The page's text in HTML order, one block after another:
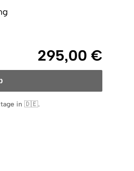
295,00 €
in 🇩🇪.